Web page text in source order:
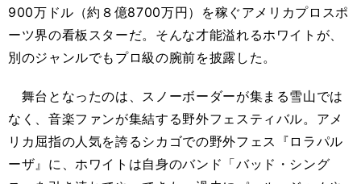
900万ドル（約８億8700万円）を稼ぐアメリカプロスポ
ーツ界の看板スターだ。そんな才能溢れるホワイトが、
別のジャンルでもプロ級の腕前を披露した。
舞台となったのは、スノーボーダーが集まる雪山では
なく、音楽ファンが集結する野外フェスティバル。アメ
リカ屈指の人気を誇るシカゴでの野外フェス『ロラパル
ーザ』に、ホワイトは自身のバンド「バッド・シング